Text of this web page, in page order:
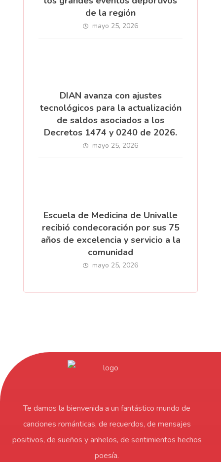
de la región
mayo 25, 2026
DIAN avanza con ajustes
tecnológicos para la actualización
de saldos asociados a los
Decretos 1474 y 0240 de 2026.
mayo 25, 2026
Escuela de Medicina de Univalle
recibió condecoración por sus 75
años de excelencia y servicio a la
comunidad
mayo 25, 2026
Te damos la bienvenida a un fantástico mundo de
canciones románticas, de recuerdos, de mensajes
positivos, de sueños y anhelos, de sentimientos hechos
poesía.